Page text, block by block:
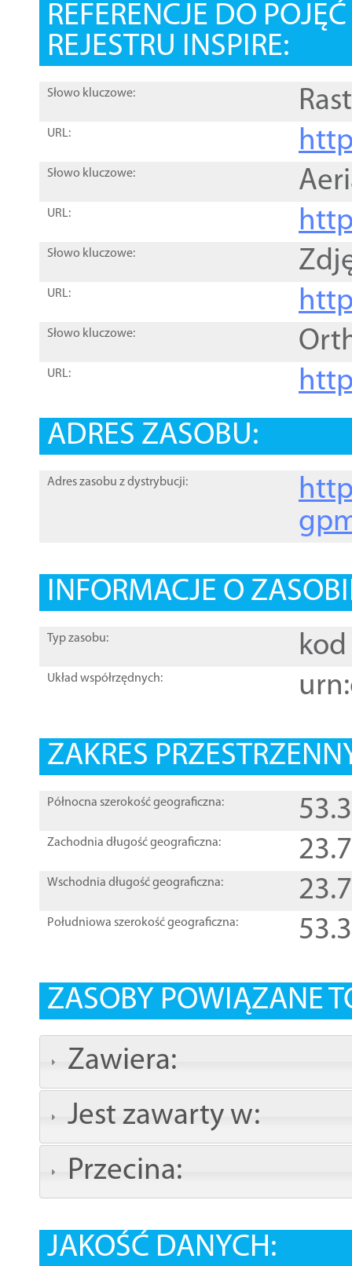
REFERENCJE DO
REJESTRU INSPIRE:
Słowo kluczowe:
URL:
Słowo kluczowe:
URL:
Słowo kluczowe:
URL:
Słowo kluczowe:
URL:
ADRES ZASOBU:
Adres zasobu z dystrybucji:
INFORMACJE O
Typ zasobu: kod
Układ współrzędnych:
ZAKRES
Północna szerokość geograficzna:
Zachodnia długość geograficzna:
Wschodnia długość geograficzna:
Południowa szerokość geograficzna:
ZASOBY POWIĄZANE
Zawiera:
Jest zawarty w:
Przecina:
JAKOŚĆ DANYCH: